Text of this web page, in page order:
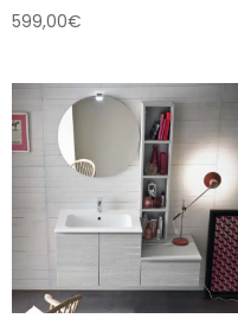
599,00€